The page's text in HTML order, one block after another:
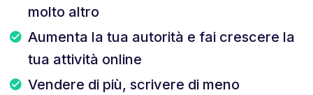
molto altro
Aumenta la tua autorità e fai crescere la
tua attività online
Vendere di più, scrivere di meno